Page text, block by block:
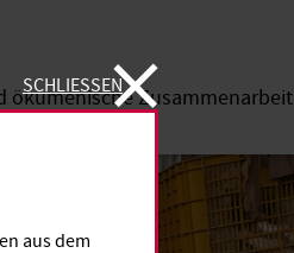
ökumenische Zusammenarbeit
SCHLIESSEN
aus dem